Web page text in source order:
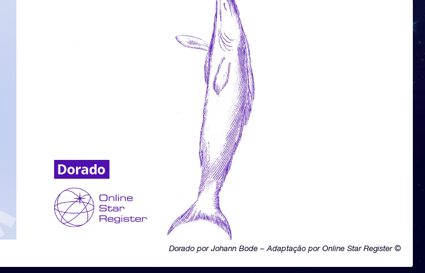
Dorado por Johann Bode – Adaptação por Online Star Register ©